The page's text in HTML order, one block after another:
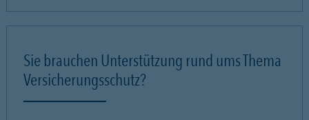
Sie brauchen Unterstützung rund ums Thema
Versicherungsschutz?